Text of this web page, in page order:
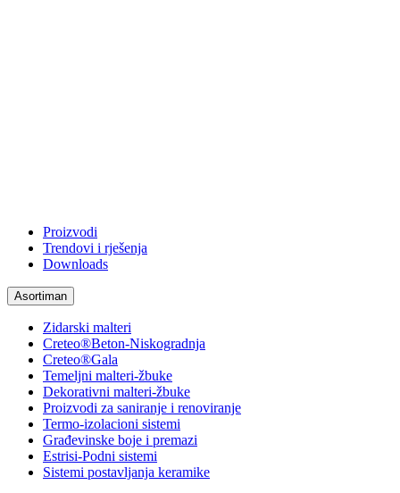
Proizvodi
Trendovi i rješenja
Downloads
Asortiman
Zidarski malteri
Creteo®Beton-Niskogradnja
Creteo®Gala
Temeljni malteri-žbuke
Dekorativni malteri-žbuke
Proizvodi za saniranje i renoviranje
Termo-izolacioni sistemi
Građevinske boje i premazi
Estrisi-Podni sistemi
Sistemi postavljanja keramike